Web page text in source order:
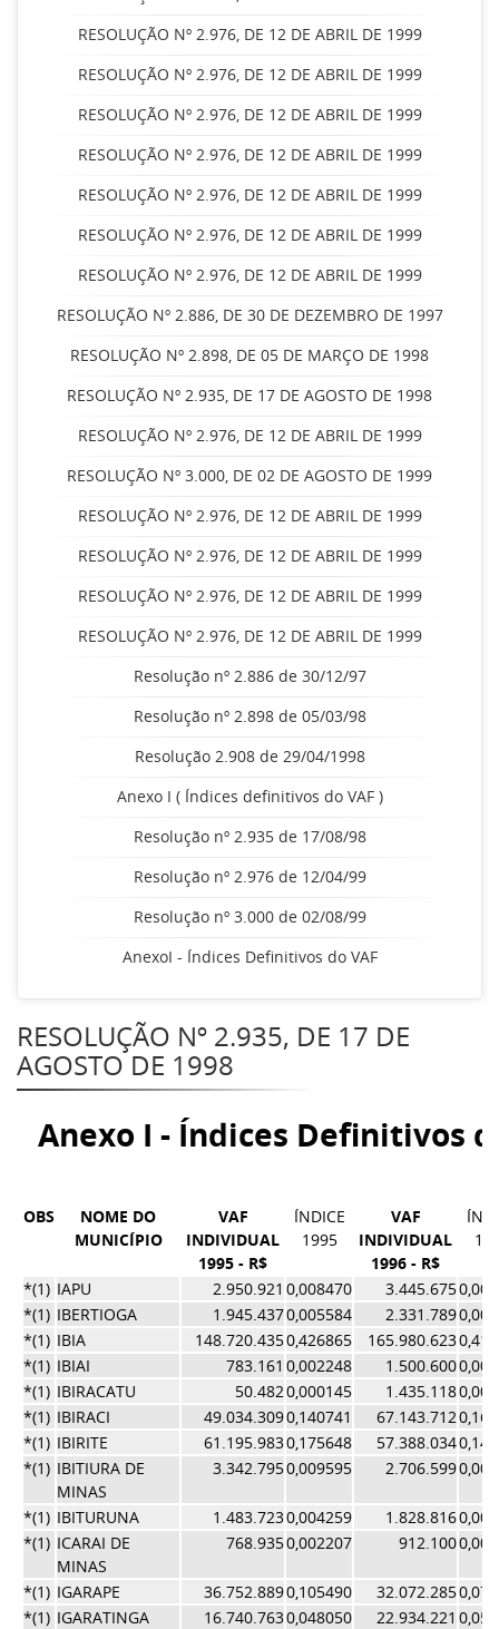
RESOLUÇÃO Nº 2.976, DE 12 DE ABRIL DE 1999
RESOLUÇÃO Nº 2.976, DE 12 DE ABRIL DE 1999
RESOLUÇÃO Nº 2.976, DE 12 DE ABRIL DE 1999
RESOLUÇÃO Nº 2.976, DE 12 DE ABRIL DE 1999
RESOLUÇÃO Nº 2.976, DE 12 DE ABRIL DE 1999
RESOLUÇÃO Nº 2.976, DE 12 DE ABRIL DE 1999
RESOLUÇÃO Nº 2.976, DE 12 DE ABRIL DE 1999
RESOLUÇÃO Nº 2.886, DE 30 DE DEZEMBRO DE 1997
RESOLUÇÃO Nº 2.898, DE 05 DE MARÇO DE 1998
RESOLUÇÃO Nº 2.935, DE 17 DE AGOSTO DE 1998
RESOLUÇÃO Nº 2.976, DE 12 DE ABRIL DE 1999
RESOLUÇÃO Nº 3.000, DE 02 DE AGOSTO DE 1999
RESOLUÇÃO Nº 2.976, DE 12 DE ABRIL DE 1999
RESOLUÇÃO Nº 2.976, DE 12 DE ABRIL DE 1999
RESOLUÇÃO Nº 2.976, DE 12 DE ABRIL DE 1999
RESOLUÇÃO Nº 2.976, DE 12 DE ABRIL DE 1999
Resolução nº 2.886 de 30/12/97
Resolução nº 2.898 de 05/03/98
Resolução 2.908 de 29/04/1998
Anexo I ( Índices definitivos do VAF )
Resolução nº 2.935 de 17/08/98
Resolução nº 2.976 de 12/04/99
Resolução nº 3.000 de 02/08/99
AnexoI - Índices Definitivos do VAF
RESOLUÇÃO Nº 2.935, DE 17 DE
AGOSTO DE 1998
Anexo I - Índices Definitivos
OBS
NOME DO
MUNICÍPIO
VAF
INDIVIDUAL
1995 - R$
ÍNDICE
1995
VAF
INDIVIDUAL
1996 - R$
*(1) IAPU 2.950.921 0,008470 3.445.675
*(1) IBERTIOGA 1.945.4370,005584 2.331.789
*(1) IBIA 148.720.4350,426865 165.980.623
*(1) IBIAI 783.161 0,002248 1.500.600
*(1) IBIRACATU 50.4820,000145 1.435.118
*(1) IBIRACI 49.034.3090,140741 67.143.712
*(1) IBIRITE 61.195.9830,175648 57.388.034
*(1) IBITIURA DE
MINAS
3.342.7950,009595 2.706.599
*(1) IBITURUNA 1.483.7230,004259 1.828.816
*(1) ICARAI DE
MINAS
768.9350,002207 912.100
*(1) IGARAPE 36.752.8890,105490 32.072.285
*(1) IGARATINGA 16.740.7630,048050 22.934.221